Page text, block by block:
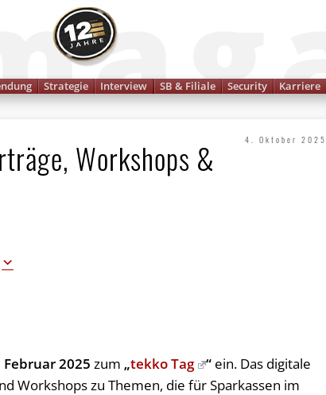
Strategie Interview SB & Filiale Security Karriere
4. Oktober 2025
Workshops &
Februar 2025 zum„tekko Tag “ ein. Das digitale
Workshops zu Themen, die für Sparkassen im